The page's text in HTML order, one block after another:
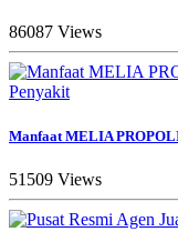
86087 Views
Manfaat MELIA
51509 Views